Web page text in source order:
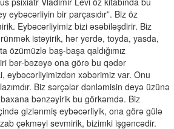
eybəcərliyin bir parçasıdır”. Biz öz
Eybəcərliyimiz bizi əsəbiləşdirir. Biz
istəyirik, hər yerdə, toyda, yasda,
özümüzlə baş-başa qaldığımız
bər-bəzəyə ona görə bu qədər
eybəcərliyimizdən xəbərimiz var. Onu
Biz sərçələr dənləmisin deyə üzünə
bənzəyirik bu görkəmdə. Biz
gizlənmiş eybəcərliyik, ona görə gülə
çəkməyi sevmirik, bizimki işgəncədir.